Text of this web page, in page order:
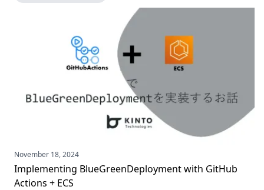
November 18, 2024
Implementing BlueGreenDeployment with GitHub
Actions + ECS